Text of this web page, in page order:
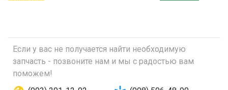
Если у вас не получается найти необходимую
запчасть - позвоните нам и мы с радостью вам
поможем!